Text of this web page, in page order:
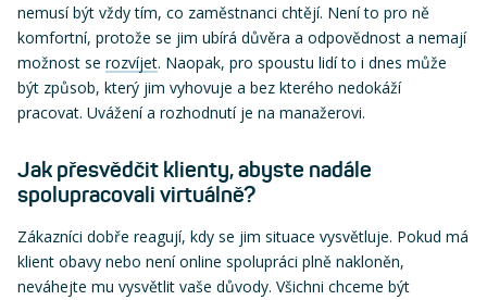
nemusí být vždy tím, co zaměstnanci chtějí. Není to pro ně
komfortní, protože se jim ubírá důvěra a odpovědnost a nemají
možnost se rozvíjet. Naopak, pro spoustu lidí to i dnes může
být způsob, který jim vyhovuje a bez kterého nedokáží
pracovat. Uvážení a rozhodnutí je na manažerovi.
Jak přesvědčit klienty, abyste nadále
spolupracovali virtuálně?
Zákazníci dobře reagují, kdy se jim situace vysvětluje. Pokud má
klient obavy nebo není online spolupráci plně nakloněn,
neváhejte mu vysvětlit vaše důvody. Všichni chceme být